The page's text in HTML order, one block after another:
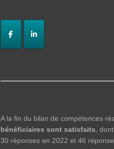
A la fin du bilan de compétences
bénéficiaires sont satisfaits ,
30 réponses en 2022 et 46